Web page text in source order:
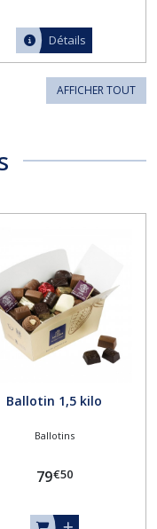
Détails
AFFICHER TOUT
Ballotin 1,5 kilo
Ballotins
79€50